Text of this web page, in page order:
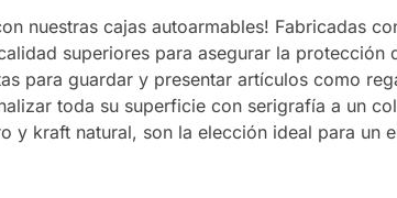
nuestras cajas autoarmables! Fabricadas
superiores para asegurar la
para guardar y presentar artículos como
toda su superficie con serigrafía a un
y kraft natural, son la elección ideal para un